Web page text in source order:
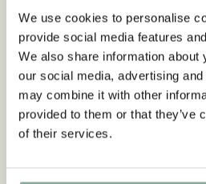
We use cookies to personalise
provide social media features
We also share information about
our social media, advertising
may combine it with other
provided to them or that they’ve
of their services.